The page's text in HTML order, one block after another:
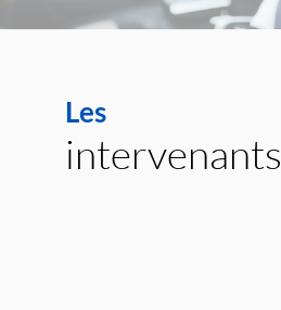
Les
intervenants